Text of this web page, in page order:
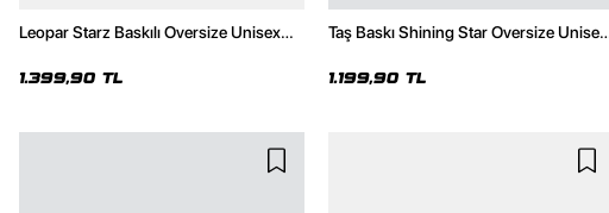
Leopar Starz Baskılı Oversize Unisex
1.399,90 TL
Taş Baskı Shining Star Oversize Unisex
1.199,90 TL